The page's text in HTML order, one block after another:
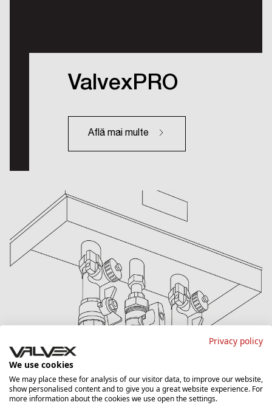
ValvexPRO
Află mai multe
Fișiere tehnice
Privacy policy
We use cookies
We may place these for analysis of our visitor data, to improve our website,
show personalised content and to give you a great website experience. For
more information about the cookies we use open the settings.